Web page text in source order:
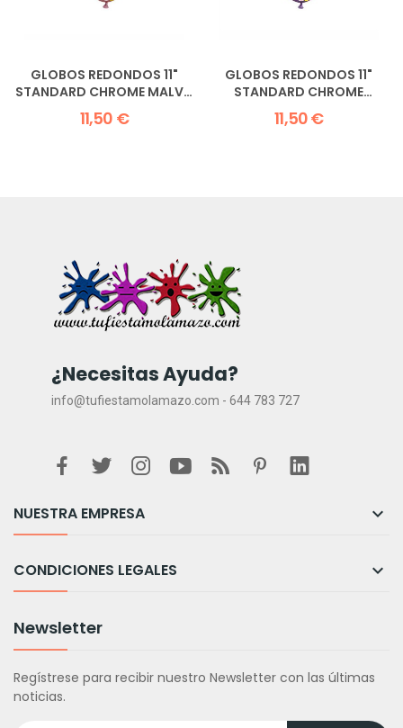
GLOBOS REDONDOS 11"
STANDARD CHROME MALVA
QUALATEX
11,50 €
GLOBOS REDONDOS 11"
STANDARD CHROME
PURPLE...
11,50 €
¿Necesitas Ayuda?
info@tufiestamolamazo.com - 644 783 727
NUESTRA EMPRESA 
CONDICIONES LEGALES 
Newsletter
Regístrese para recibir nuestro Newsletter con las últimas
noticias.